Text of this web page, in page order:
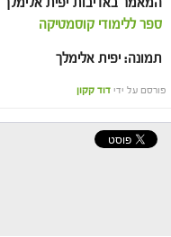
המאמר באדיבות יפית אלימלך
ספר ללימודי קוסמטיקה
תמונה: יפית אלימלך
פורסם על ידי דוד קקון